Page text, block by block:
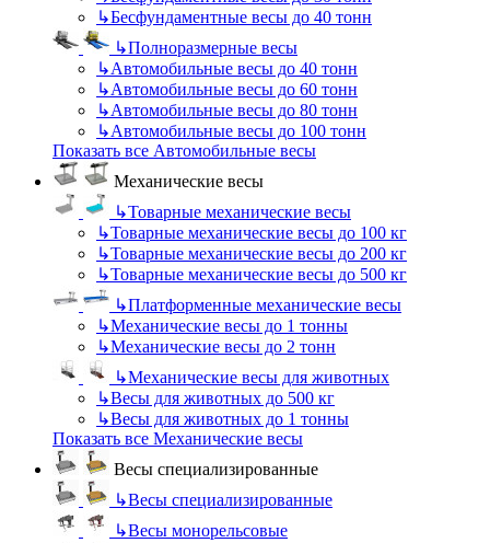
↳Бесфундаментные весы до 40 тонн
↳Полноразмерные весы
↳Автомобильные весы до 40 тонн
↳Автомобильные весы до 60 тонн
↳Автомобильные весы до 80 тонн
↳Автомобильные весы до 100 тонн
Показать все Автомобильные весы
Механические весы
↳Товарные механические весы
↳Товарные механические весы до 100 кг
↳Товарные механические весы до 200 кг
↳Товарные механические весы до 500 кг
↳Платформенные механические весы
↳Механические весы до 1 тонны
↳Механические весы до 2 тонн
↳Механические весы для животных
↳Весы для животных до 500 кг
↳Весы для животных до 1 тонны
Показать все Механические весы
Весы специализированные
↳Весы специализированные
↳Весы монорельсовые